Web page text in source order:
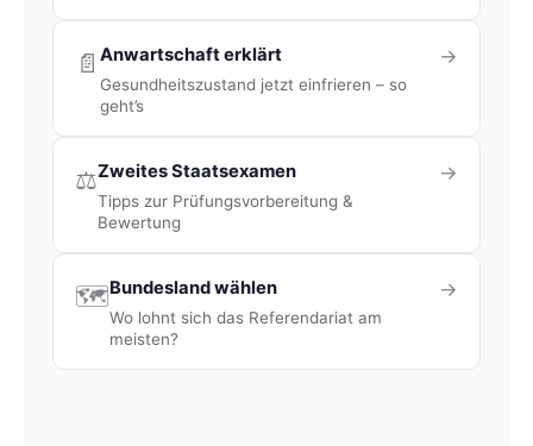
📄 Anwartschaft erklärt
Gesundheitszustand jetzt einfrieren – so
geht’s
→
⚖️Zweites Staatsexamen
Tipps zur Prüfungsvorbereitung &
Bewertung
→
🗺️Bundesland wählen
Wo lohnt sich das Referendariat am
meisten?
→